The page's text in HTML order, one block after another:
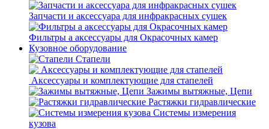
Запчасти и аксессуара для инфракрасных сушек
Фильтры а аксессуары для Окрасочных камер
Кузовное оборудование
Стапели
Аксессуары и комплектующие для стапелей
Зажимы вытяжные, Цепи
Растяжки гидравлические
Системы измерения
кузова